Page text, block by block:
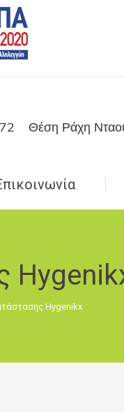
Θέση Ράχη
Hygenikx